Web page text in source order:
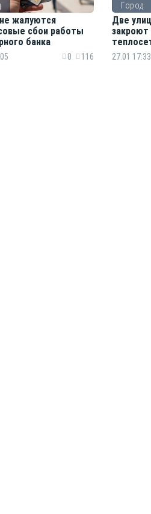
жалуются
сбои работы
банка
0 116
Город
Две
закроют
27.01 17:33